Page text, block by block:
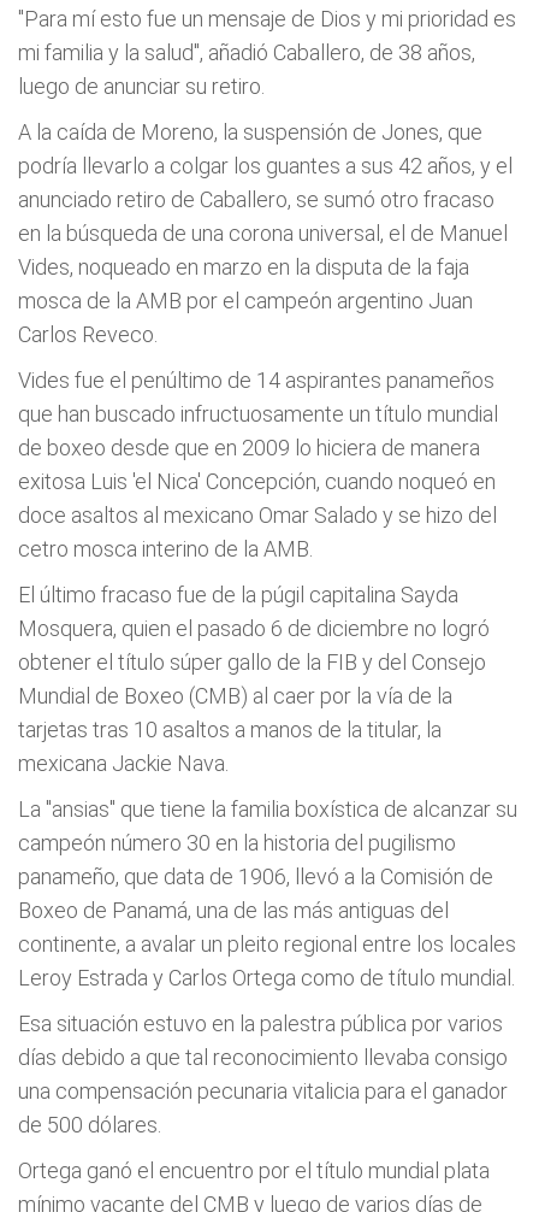
"Para mí esto fue un mensaje de Dios y mi prioridad es
mi familia y la salud", añadió Caballero, de 38 años,
luego de anunciar su retiro.
A la caída de Moreno, la suspensión de Jones, que
podría llevarlo a colgar los guantes a sus 42 años, y el
anunciado retiro de Caballero, se sumó otro fracaso
en la búsqueda de una corona universal, el de Manuel
Vides, noqueado en marzo en la disputa de la faja
mosca de la AMB por el campeón argentino Juan
Carlos Reveco.
Vides fue el penúltimo de 14 aspirantes panameños
que han buscado infructuosamente un título mundial
de boxeo desde que en 2009 lo hiciera de manera
exitosa Luis 'el Nica' Concepción, cuando noqueó en
doce asaltos al mexicano Omar Salado y se hizo del
cetro mosca interino de la AMB.
El último fracaso fue de la púgil capitalina Sayda
Mosquera, quien el pasado 6 de diciembre no logró
obtener el título súper gallo de la FIB y del Consejo
Mundial de Boxeo (CMB) al caer por la vía de la
tarjetas tras 10 asaltos a manos de la titular, la
mexicana Jackie Nava.
La "ansias" que tiene la familia boxística de alcanzar su
campeón número 30 en la historia del pugilismo
panameño, que data de 1906, llevó a la Comisión de
Boxeo de Panamá, una de las más antiguas del
continente, a avalar un pleito regional entre los locales
Leroy Estrada y Carlos Ortega como de título mundial.
Esa situación estuvo en la palestra pública por varios
días debido a que tal reconocimiento llevaba consigo
una compensación pecunaria vitalicia para el ganador
de 500 dólares.
Ortega ganó el encuentro por el título mundial plata
mínimo vacante del CMB y luego de varios días de